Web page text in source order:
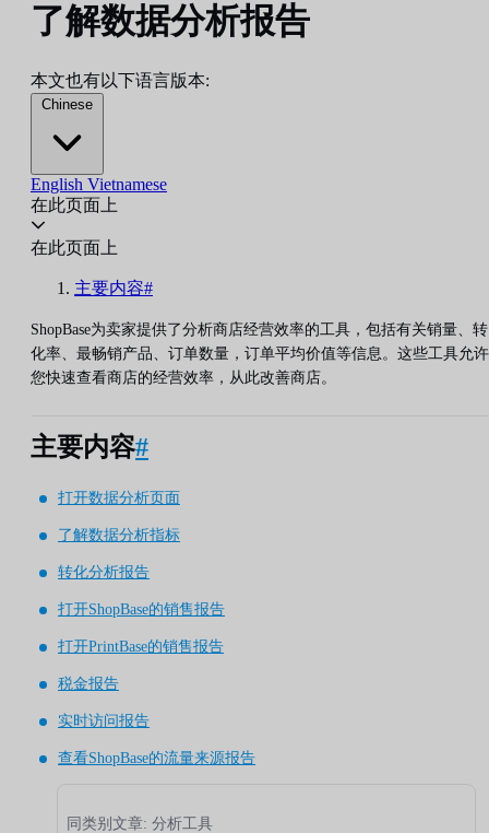
了解数据分析报告
本文也有以下语言版本:
Chinese
English Vietnamese
在此页面上
在此页面上
主要内容#
ShopBase为卖家提供了分析商店经营效率的工具，包括有关销量、转
化率、最畅销产品、订单数量，订单平均价值等信息。这些工具允许
您快速查看商店的经营效率，从此改善商店。
主要内容#
打开数据分析页面
了解数据分析指标
转化分析报告
打开ShopBase的销售报告
打开PrintBase的销售报告
税金报告
实时访问报告
查看ShopBase的流量来源报告
同类别文章: 分析工具